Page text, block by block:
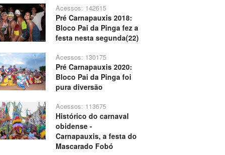
Acessos: 142615
Pré Carnapauxis 2018:
Bloco Pai da Pinga fez a
festa nesta segunda(22)
Acessos: 130175
Pré Carnapauxis 2020:
Bloco Pai da Pinga foi
pura diversão
Acessos: 113675
Histórico do carnaval
obidense -
Carnapauxis, a festa do
Mascarado Fobó